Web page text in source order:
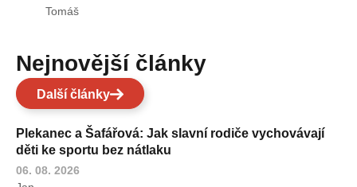
Tomáš
Nejnovější články
Další články
Plekanec a Šafářová: Jak slavní rodiče vychovávají
děti ke sportu bez nátlaku
06. 08. 2026